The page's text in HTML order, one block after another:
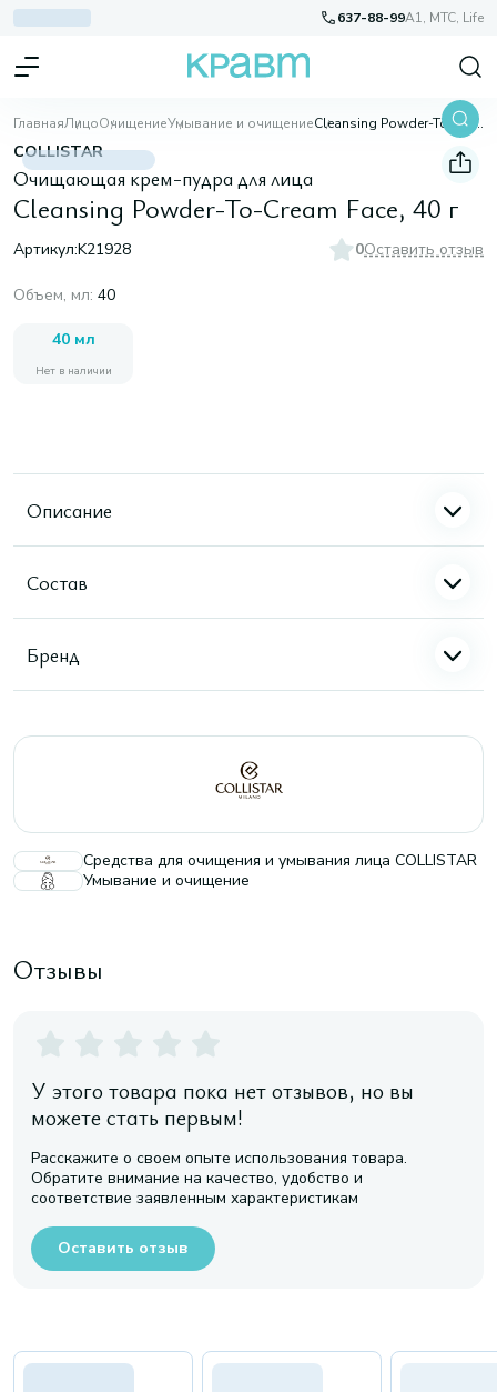
637-88-99A1, МТС, Life
ГлавнаяЛицоОчищениеУмывание и очищение Cleansing Powder-To-Cream Face, 40 г
COLLISTAR
Очищающая крем-пудра для лица
Cleansing Powder-To-Cream Face, 40 г
Артикул:K21928 0Оставить отзыв
Объем, мл: 40
40 мл
Нет в наличии
Описание
Состав
Бренд
Средства для очищения и умывания лица COLLISTAR
Умывание и очищение
Отзывы
У этого товара пока нет отзывов, но вы
можете стать первым!
Расскажите о своем опыте использования товара.
Обратите внимание на качество, удобство и
соответствие заявленным характеристикам
Оставить отзыв